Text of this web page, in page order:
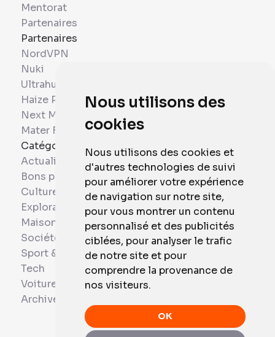
Nous utilisons des
cookies
Nous utilisons des cookies et
d'autres technologies de suivi
pour améliorer votre expérience
de navigation sur notre site,
pour vous montrer un contenu
personnalisé et des publicités
ciblées, pour analyser le trafic
de notre site et pour
comprendre la provenance de
nos visiteurs.
OK
Mentorat
Partenaires
Partenaires
NordVPN
Nuki
Ultrahuman
Haize Project
Next Mobiles
Mater France
Catégories
Actualités
Bons plans
Culture
Exploration
Maison et Domotique
Société
Sport & Santé
Tech
Voitures
Archives